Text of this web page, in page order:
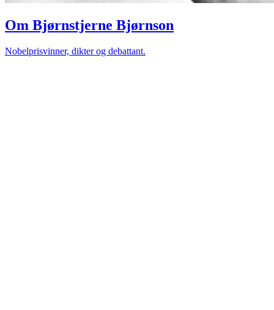
Om Bjørnstjerne Bjørnson
Nobelprisvinner, dikter og debattant.